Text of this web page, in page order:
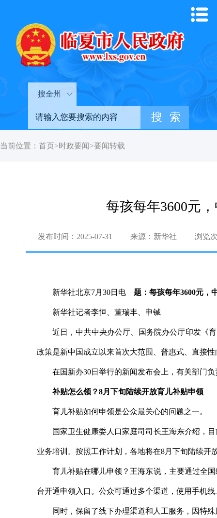
搜全州
当前位置： 首页>时政要闻 >要闻转载
每孩每年3600元
发布时间：2025-07-31 来源：新华社 浏览
新华社北京7月30日电 题：每孩每年3600元
新华社记者李恒、董瑞丰、申铖
近日，中共中央办公厅、国务院办公厅印发《
政策是新中国成立以来首次大范围、普惠式、直接
在国新办30日举行的新闻发布会上，有关部门
补贴怎么领？8月下旬陆续开放育儿补贴申领
育儿补贴如何申领是公众最关心的问题之一。
国家卫生健康委人口家庭司司长王海东介绍，
业务培训。按照工作计划，各地将在8月下旬陆续开
育儿补贴在哪儿申领？王海东说，主要通过全
台开通申领入口。公众可通过多个渠道，使用手机
同时，保留了线下办理渠道和人工服务，因特